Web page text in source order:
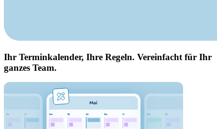
Ihr Terminkalender, Ihre Regeln. Vereinfacht für Ihr
ganzes Team.